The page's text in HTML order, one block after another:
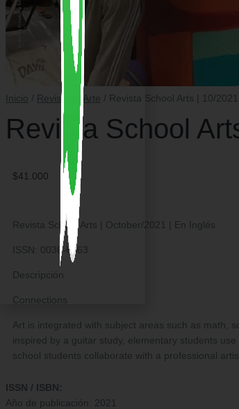
Inicio / Revistas Arte / Revista School Arts | 10/
Revista School
$41.000
Revista School Arts | October/2021 | En Inglés
ISSN: 0036-6463
Descripción
Connections
Art is integrated with subject areas such as math,
inspired by a guitar study, elementary students
school students collaborate with a professional
ISSN / ISBN:
Año de publicación: 2021